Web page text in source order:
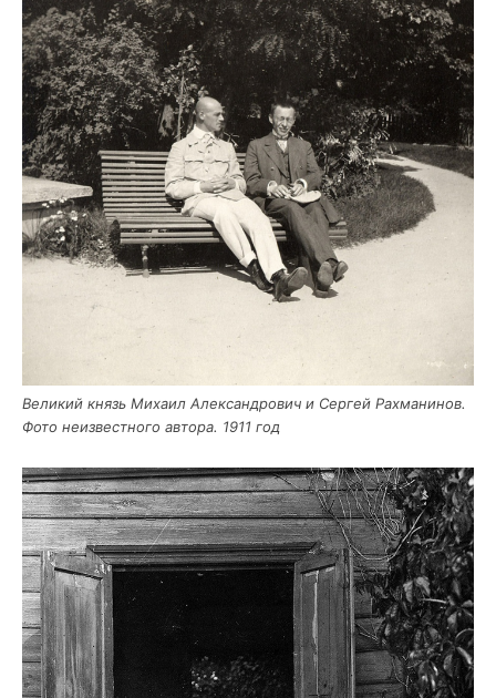
Вели­кий князь Миха­ил Алек­сан­дро­вич и Сер­гей Рах­ма­ни­нов.
Фото неиз­вест­но­го авто­ра. 1911 год